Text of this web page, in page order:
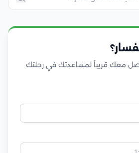
معك قريباً لمساعدتك في رحلتك